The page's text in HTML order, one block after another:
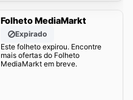
Folheto MediaMarkt
Expirado
Este folheto expirou. Encontre
mais ofertas do Folheto
MediaMarkt em breve.